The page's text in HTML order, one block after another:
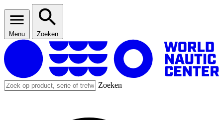
Menu Zoeken
Zoeken